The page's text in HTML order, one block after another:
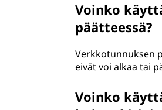
Voinko
päätteessä?
Verkkotunnuksen
eivät voi alkaa tai
Voinko